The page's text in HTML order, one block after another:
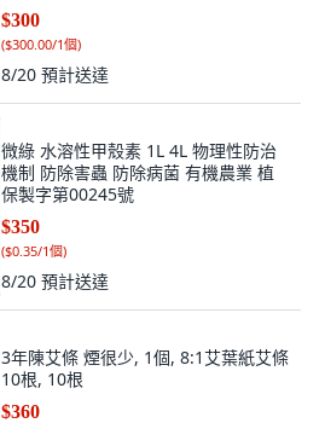
$300
($300.00/1個)
8/20 預計送達
微綠 水溶性甲殼素 1L 4L 物理性防治
機制 防除害蟲 防除病菌 有機農業 植
保製字第00245號
$350
($0.35/1個)
8/20 預計送達
3年陳艾條 煙很少, 1個, 8:1艾葉紙艾條
10根, 10根
$360